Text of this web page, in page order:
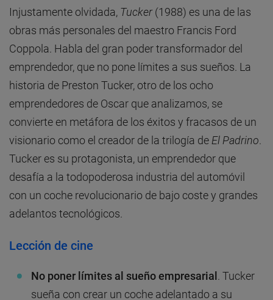
Injustamente olvidada, Tucker(1988) es una de las
obras más personales del maestro Francis Ford
Coppola. Habla del gran poder transformador del
emprendedor, que no pone límites a sus sueños. La
historia de Preston Tucker, otro de los ocho
emprendedores de Oscar que analizamos, se
convierte en metáfora de los éxitos y fracasos de un
visionario como el creador de la trilogía de El Padrino
Tucker es su protagonista, un emprendedor que
desafía a la todopoderosa industria del automóvil
con un coche revolucionario de bajo coste y grandes
adelantos tecnológicos.
Lección de cine
No poner límites al sueño empresarial
. Tucker
sueña con crear un coche adelantado a su